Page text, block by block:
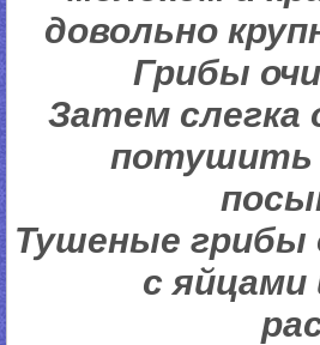
довольно
Грибы
Затем слегка
потушить
Тушеные
с